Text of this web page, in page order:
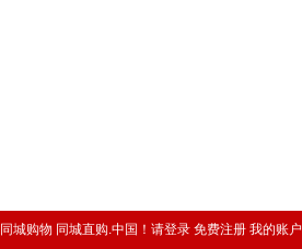
城购物 同城直购.中国！ 请登录 免费注册 我的账户